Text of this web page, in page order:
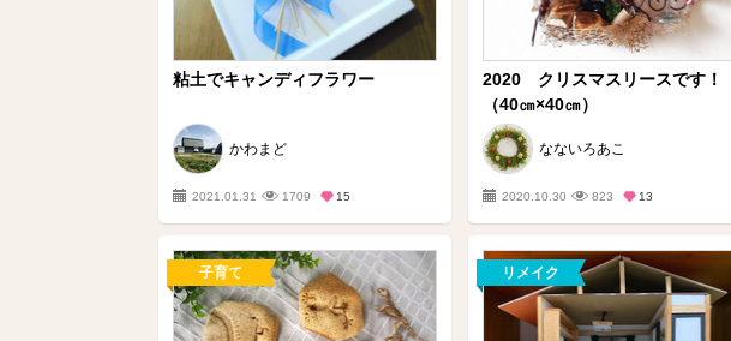
粘土でキャンディフラワー
かわまど
2021.01.31 1709 15
2020 クリスマスリースです！
（40㎝×40㎝）
なないろあこ
2020.10.30 823 13
子育て リメイク